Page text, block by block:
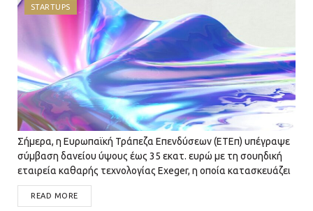
STARTUPS
Σήμερα, η Ευρωπαϊκή Τράπεζα Επενδύσεων (ΕΤΕπ) υπέγραψε
σύμβαση δανείου ύψους έως 35 εκατ. ευρώ με τη σουηδική
εταιρεία καθαρής τεχνολογίας Exeger, η οποία κατασκευάζει
την τεχνολογία ηλιακών κυψελών Powerfoyle. Η εταιρεία έχει
αντλήσει πάνω από 169 εκατ. ευρώ,...
READ MORE